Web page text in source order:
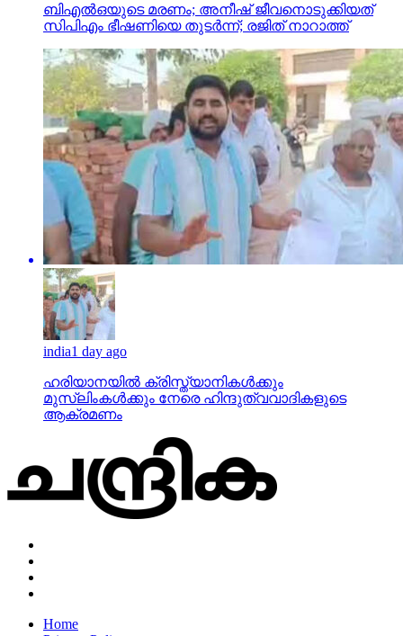
ബിഎല്‍ഒയുടെ മരണം; അനീഷ് ജീവനൊടുക്കിയത്
സിപിഎം ഭീഷണിയെ തുടര്‍ന്ന്; രജിത് നാറാത്ത്
india1 day ago
ഹരിയാനയില്‍ ക്രിസ്ത്യാനികള്‍ക്കും
മുസ്‌ലിംകള്‍ക്കും നേരെ ഹിന്ദുത്വവാദികളുടെ
ആക്രമണം
Home